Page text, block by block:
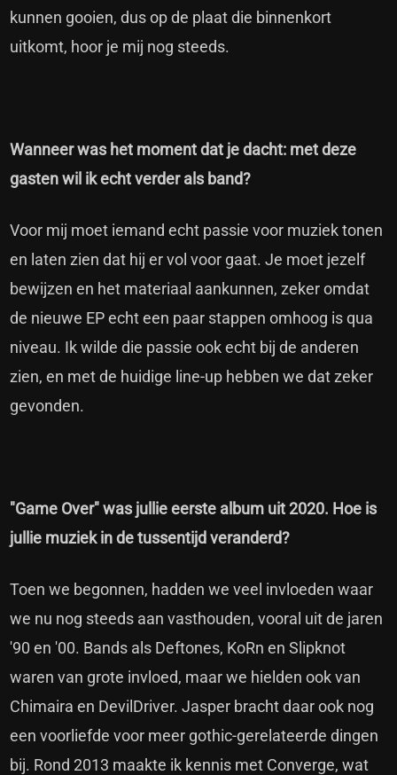
kunnen gooien, dus op de plaat die binnenkort
uitkomt, hoor je mij nog steeds.
Wanneer was het moment dat je dacht: met deze
gasten wil ik echt verder als band?
Voor mij moet iemand echt passie voor muziek tonen
en laten zien dat hij er vol voor gaat. Je moet jezelf
bewijzen en het materiaal aankunnen, zeker omdat
de nieuwe EP echt een paar stappen omhoog is qua
niveau. Ik wilde die passie ook echt bij de anderen
zien, en met de huidige line-up hebben we dat zeker
gevonden.
"Game Over" was jullie eerste album uit 2020. Hoe is
jullie muziek in de tussentijd veranderd?
Toen we begonnen, hadden we veel invloeden waar
we nu nog steeds aan vasthouden, vooral uit de jaren
'90 en '00. Bands als Deftones, KoRn en Slipknot
waren van grote invloed, maar we hielden ook van
Chimaira en DevilDriver. Jasper bracht daar ook nog
een voorliefde voor meer gothic-gerelateerde dingen
bij. Rond 2013 maakte ik kennis met Converge, wat